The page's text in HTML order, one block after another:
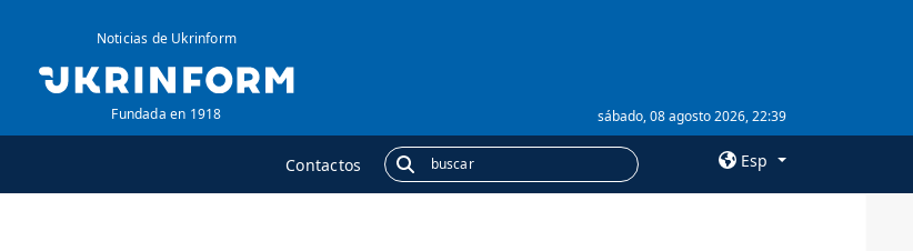
Noticias de Ukrinform
Fundada en 1918 sábado, 08 agosto 2026, 22:39
Contactos Esp